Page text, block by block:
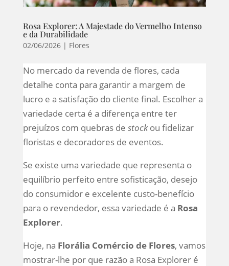
Rosa Explorer: A Majestade do Vermelho Intenso
e da Durabilidade
02/06/2026| Flores
No mercado da revenda de flores, cada
detalhe conta para garantir a margem de
lucro e a satisfação do cliente final. Escolher a
variedade certa é a diferença entre ter
prejuízos com quebras de stockou fidelizar
floristas e decoradores de eventos.
Se existe uma variedade que representa o
equilíbrio perfeito entre sofisticação, desejo
do consumidor e excelente custo-benefício
para o revendedor, essa variedade é a Rosa
Explorer.
Hoje, na Florália Comércio de Flores, vamos
mostrar-lhe por que razão a Rosa Explorer é